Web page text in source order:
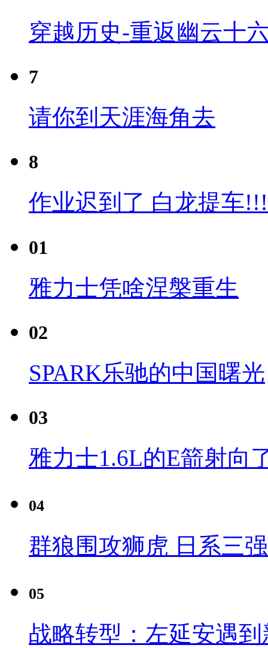
穿越历史-重返幽云十
7
请你到天涯海角去
8
作业迟到了 白龙提车
01
雅力士凭啥涅槃重生
02
SPARK乐驰的中国曙光
03
雅力士1.6L的E箭射向
04
群狼围攻狮虎 日系三
05
战略转型：左延安遇